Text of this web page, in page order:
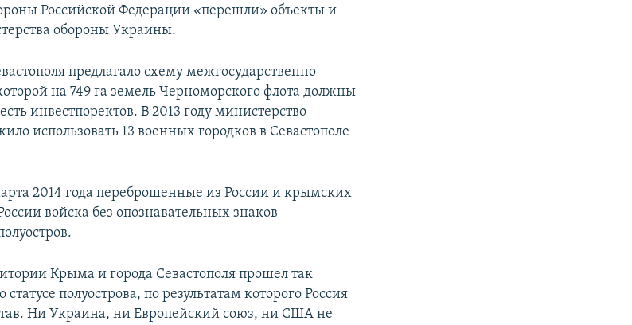
Российской Федерации «перешли» объекты и
обороны Украины.
предлагало схему межгосударственно-
на 749 га земель Черноморского флота должны
инвестпоректов. В 2013 году министерство
использовать 13 военных городков в Севастополе
2014 года переброшенные из России и крымских
войска без опознавательных знаков
Крыма и города Севастополя прошел так
полуострова, по результатам которого Россия
Ни Украина, ни Европейский союз, ни США не